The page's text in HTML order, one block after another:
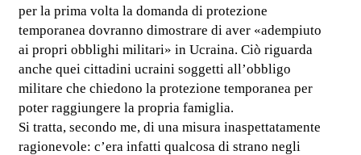
per la prima volta la domanda di protezione
temporanea dovranno dimostrare di aver «adempiuto
ai propri obblighi militari» in Ucraina. Ciò riguarda
anche quei cittadini ucraini soggetti all’obbligo
militare che chiedono la protezione temporanea per
poter raggiungere la propria famiglia.
Si tratta, secondo me, di una misura inaspettatamente
ragionevole: c’era infatti qualcosa di strano negli